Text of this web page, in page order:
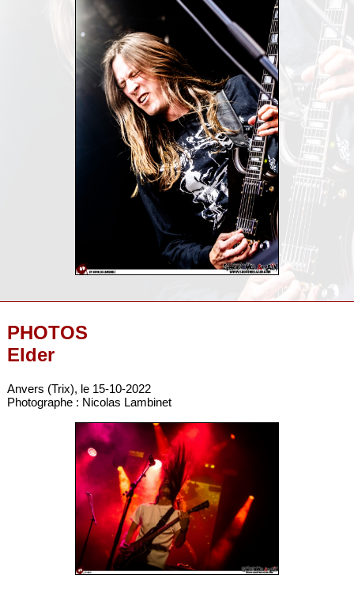
PHOTOS
Elder
Anvers (Trix), le 15-10-2022
Photographe : Nicolas Lambinet